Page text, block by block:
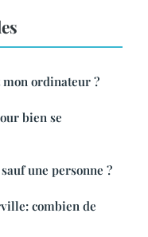
ordinateur ?
bien se
une personne ?
combien de